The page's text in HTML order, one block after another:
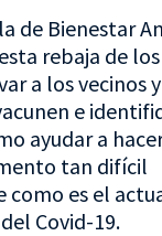
de Bienestar
rebaja de
a los vecinos
e
ayudar a
tan difícil
como es el
Covid-19.